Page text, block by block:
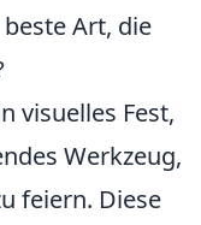
Art, die
visuelles Fest,
Werkzeug,
feiern. Diese